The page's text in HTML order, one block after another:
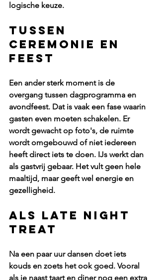
logische keuze.
Tussen
ceremonie en
feest
Een ander sterk moment is de
overgang tussen dagprogramma en
avondfeest. Dat is vaak een fase waarin
gasten even moeten schakelen. Er
wordt gewacht op foto's, de ruimte
wordt omgebouwd of niet iedereen
heeft direct iets te doen. IJs werkt dan
als gastvrij gebaar. Het vult geen hele
maaltijd, maar geeft wel energie en
gezelligheid.
Als late night
treat
Na een paar uur dansen doet iets
kouds en zoets het ook goed. Vooral
als je naast taart en diner nog een extra